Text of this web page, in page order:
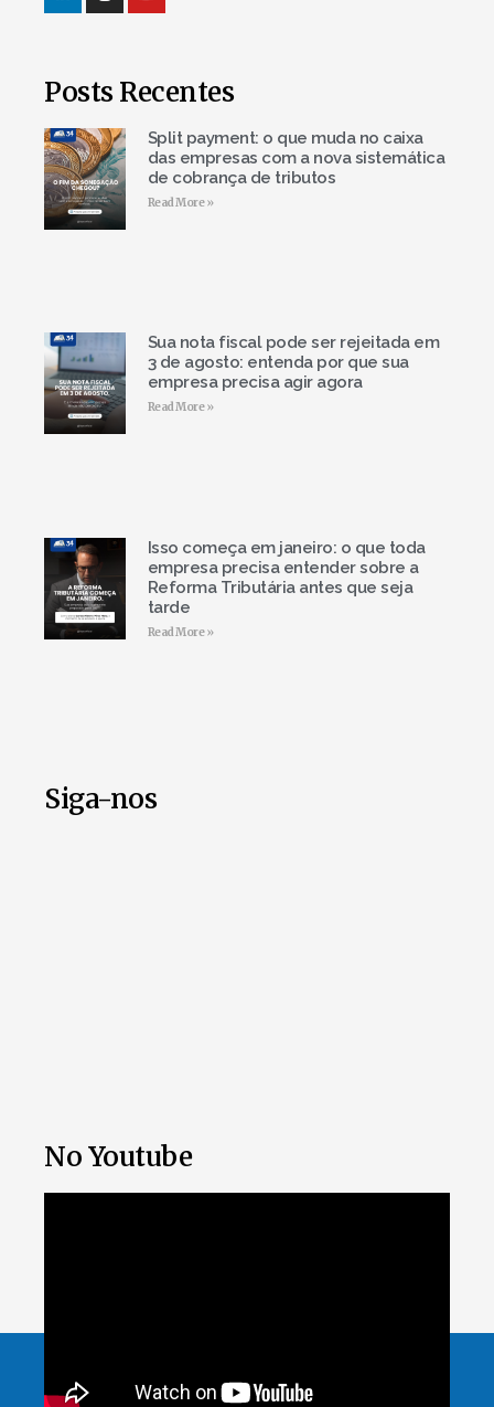
Posts Recentes
Split payment: o que muda no caixa
das empresas com a nova sistemática
de cobrança de tributos
Read More »
Sua nota fiscal pode ser rejeitada em
3 de agosto: entenda por que sua
empresa precisa agir agora
Read More »
Isso começa em janeiro: o que toda
empresa precisa entender sobre a
Reforma Tributária antes que seja
tarde
Read More »
Siga-nos
No Youtube